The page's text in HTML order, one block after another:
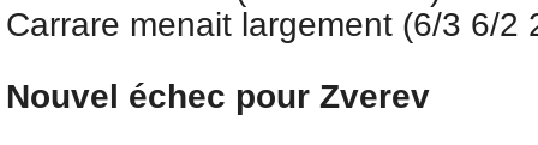
Carrare menait largement (6/3 6/2
Nouvel échec pour Zverev